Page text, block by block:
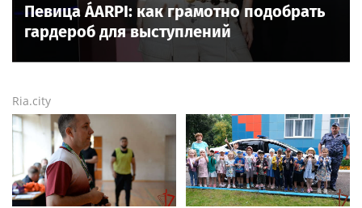
Певица ÁARPI: как грамотно подобрать
гардероб для выступлений
Ria.city